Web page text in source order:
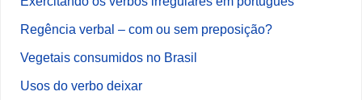
Regência verbal – com ou sem preposição?
Vegetais consumidos no Brasil
Usos do verbo deixar